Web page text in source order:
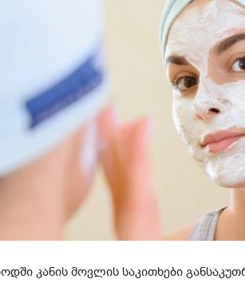
კანის მოვლის საკითხები